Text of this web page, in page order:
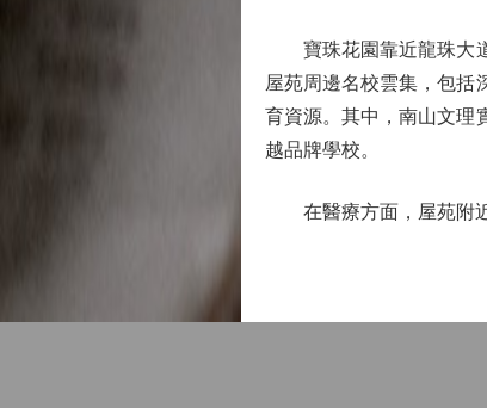
寶珠花園靠近龍珠大道
屋苑周邊名校雲集，包括
育資源。其中，南山文理
越品牌學校。
在醫療方面，屋苑附近